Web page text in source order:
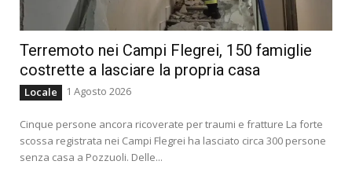
Terremoto nei Campi Flegrei, 150 famiglie
costrette a lasciare la propria casa
Locale 1 Agosto 2026
Cinque persone ancora ricoverate per traumi e fratture La forte
scossa registrata nei Campi Flegrei ha lasciato circa 300 persone
senza casa a Pozzuoli. Delle...